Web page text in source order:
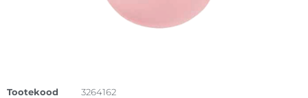
Tootekood
3264162